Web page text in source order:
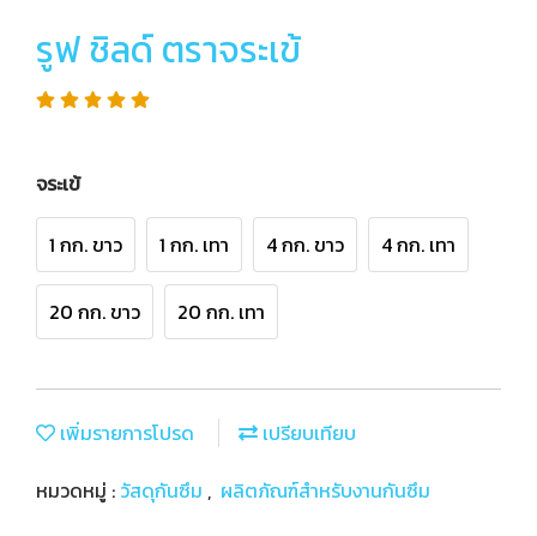
รูฟ ชิลด์ ตราจระเข้
จระเข้
1 กก. ขาว 1 กก. เทา 4 กก. ขาว 4 กก. เทา
20 กก. ขาว 20 กก. เทา
เพิ่มรายการโปรด
เปรียบเทียบ
หมวดหมู่ : วัสดุกันซึม , ผลิตภัณฑ์สำหรับงานกันซึม